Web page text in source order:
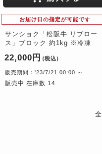
お届け日の指定が可能です
サンショク「松阪牛 リブロー
ス」ブロック 約1kg ※冷凍
22,000円 （税込）
販売期間：'23/7/21 00:00 ～
販売中 在庫数 14
全